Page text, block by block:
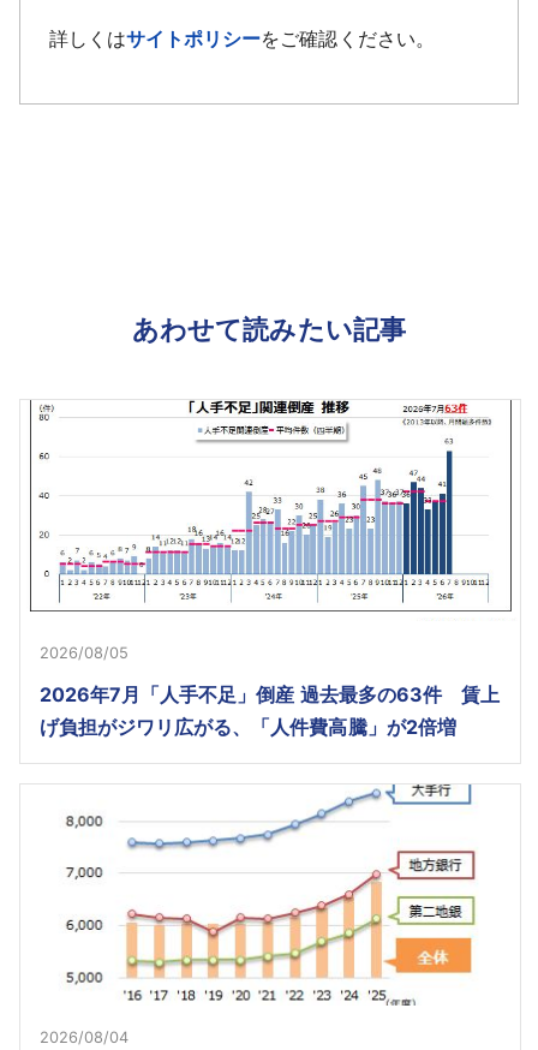
詳しくはサイトポリシーをご確認ください。
あわせて読みたい記事
2026/08/05
2026年7月「人手不足」倒産 過去最多の63件 賃上
げ負担がジワリ広がる、「人件費高騰」が2倍増
2026/08/04